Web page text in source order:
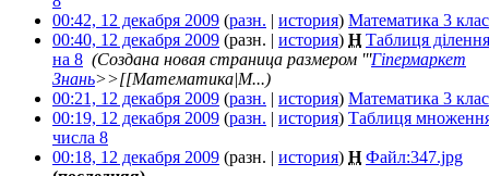
00:42, 12 декабря 2009 (разн. | история) Математика 3 клас
00:40, 12 декабря 2009 (разн. | история) Н Таблиця ділення
на 8 (Создана новая страница размером '''Гіпермаркет
Знань>>[[Математика|М...)
00:21, 12 декабря 2009 (разн. | история) Математика 3 клас
00:19, 12 декабря 2009 (разн. | история) Таблиця
числа 8
00:18, 12 декабря 2009 (разн. | история) Н Файл:347.jpg